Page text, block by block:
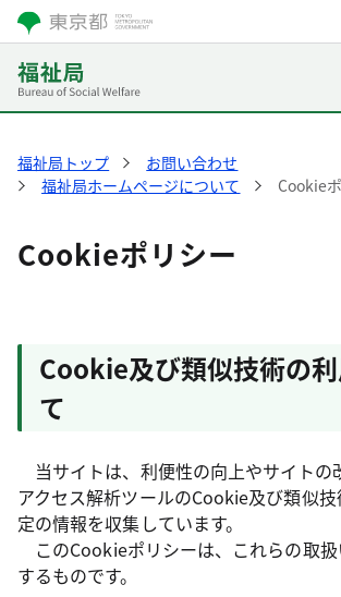
福祉局トップ
お問い合わせ
福祉局ホームページについて
Cookie
Cookieポリシー
Cookie及び類似技術の
て
当サイトは、利便性の向上やサイトの
アクセス解析ツールのCookie及び類似
定の情報を収集しています。
このCookieポリシーは、これらの取
するものです。